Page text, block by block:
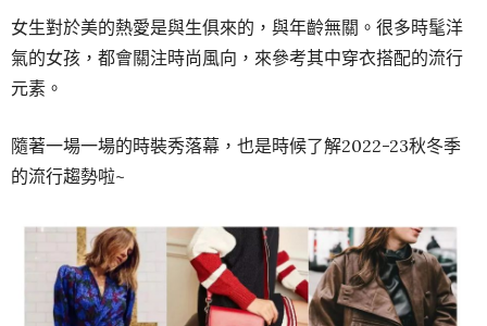
女生對於美的熱愛是與生俱來的，與年齡無關。 很多時髦洋
氣的女孩，都會關注時尚風向，來參考其中穿衣搭配的流行
元素。
隨著一場一場的時裝秀落幕，也是時候了解2022-23秋冬季
的流行趨勢啦~